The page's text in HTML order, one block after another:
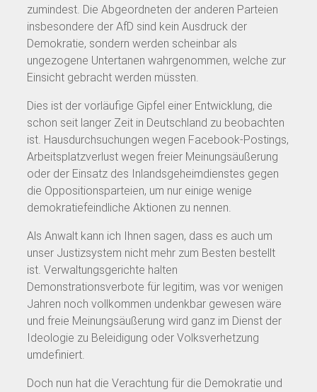
zumindest. Die Abgeordneten der anderen Parteien
insbesondere der AfD sind kein Ausdruck der
Demokratie, sondern werden scheinbar als
ungezogene Untertanen wahrgenommen, welche zur
Einsicht gebracht werden müssten.
Dies ist der vorläufige Gipfel einer Entwicklung, die
schon seit langer Zeit in Deutschland zu beobachten
ist. Hausdurchsuchungen wegen Facebook-Postings,
Arbeitsplatzverlust wegen freier Meinungsäußerung
oder der Einsatz des Inlandsgeheimdienstes gegen
die Oppositionsparteien, um nur einige wenige
demokratiefeindliche Aktionen zu nennen.
Als Anwalt kann ich Ihnen sagen, dass es auch um
unser Justizsystem nicht mehr zum Besten bestellt
ist. Verwaltungsgerichte halten
Demonstrationsverbote für legitim, was vor wenigen
Jahren noch vollkommen undenkbar gewesen wäre
und freie Meinungsäußerung wird ganz im Dienst der
Ideologie zu Beleidigung oder Volksverhetzung
umdefiniert.
Doch nun hat die Verachtung für die Demokratie und